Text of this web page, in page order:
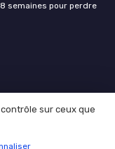
semaines pour perdre
sur ceux que